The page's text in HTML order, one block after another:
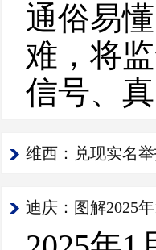
通俗易
难，将
信号、
维西：兑现实名
迪庆：图解2025